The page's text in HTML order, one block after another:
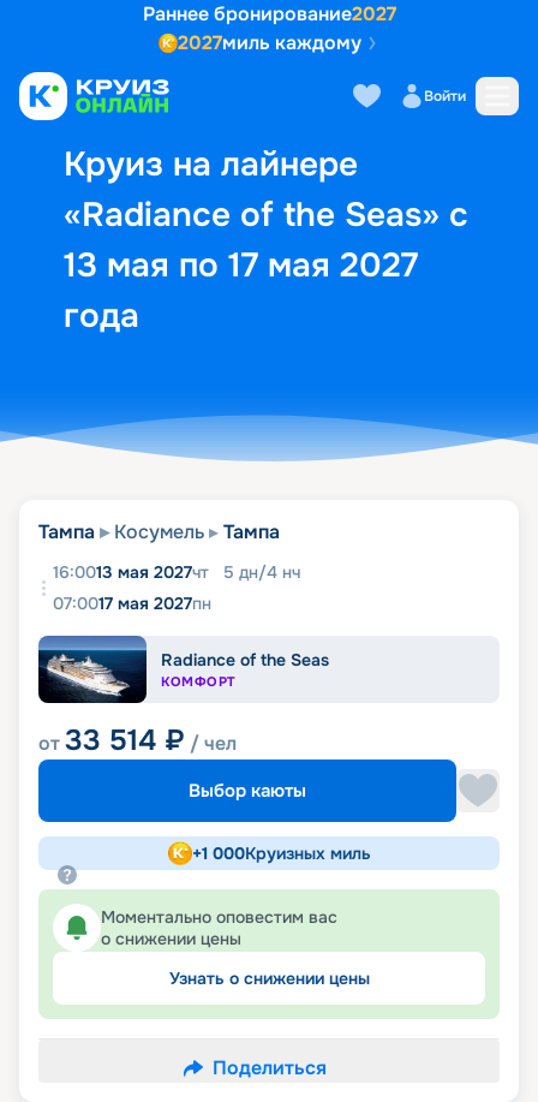
Раннее бронирование2027
2027миль каждому
Войти
Круиз на лайнере
«Radiance of the Seas» с
13 мая по 17 мая 2027
года
Выбор кают Маршрут и
Тампа Косумель Тампа
16:0013 мая 2027чт 5 дн/4 нч
07:0017 мая 2027пн
Radiance of the Seas
КОМФОРТ
от33 514 ₽ / чел
Выбор каюты
+1 000Круизных миль
Моментально оповестим вас
о снижении цены
Узнать о снижении цены
Поделиться